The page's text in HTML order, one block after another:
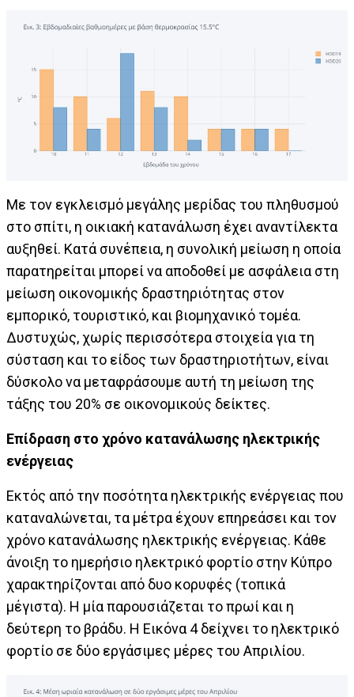
Με τον εγκλεισμό μεγάλης μερίδας του πληθυσμού
στο σπίτι, η οικιακή κατανάλωση έχει αναντίλεκτα
αυξηθεί. Κατά συνέπεια, η συνολική μείωση η οποία
παρατηρείται μπορεί να αποδοθεί με ασφάλεια στη
μείωση οικονομικής δραστηριότητας στον
εμπορικό, τουριστικό, και βιομηχανικό τομέα.
Δυστυχώς, χωρίς περισσότερα στοιχεία για τη
σύσταση και το είδος των δραστηριοτήτων, είναι
δύσκολο να μεταφράσουμε αυτή τη μείωση της
τάξης του 20% σε οικονομικούς δείκτες.
Επίδραση στο χρόνο κατανάλωσης ηλεκτρικής
ενέργειας
Εκτός από την ποσότητα ηλεκτρικής ενέργειας που
καταναλώνεται, τα μέτρα έχουν επηρεάσει και τον
χρόνο κατανάλωσης ηλεκτρικής ενέργειας. Κάθε
άνοιξη το ημερήσιο ηλεκτρικό φορτίο στην Κύπρο
χαρακτηρίζονται από δυο κορυφές (τοπικά
μέγιστα). Η μία παρουσιάζεται το πρωί και η
δεύτερη το βράδυ. Η Εικόνα 4 δείχνει το ηλεκτρικό
φορτίο σε δύο εργάσιμες μέρες του Απριλίου.